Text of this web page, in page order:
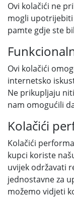
Ovi kolačići ne
mogli upotrijebiti
pamte gdje ste
Ovi kolačići
internetsko
Ne prikupljaju
nam omogućili
Kolačići
Kolačići
kupci koriste
uvijek održavati
jednostavne za
možemo vidjeti